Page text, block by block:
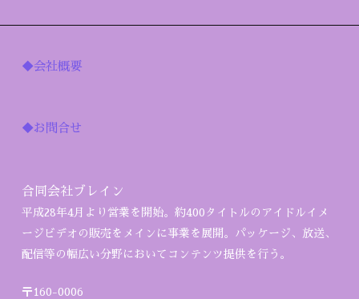
◆会社概要
◆お問合せ
合同会社ブレイン
平成28年4月より営業を開始。約400タイトルのアイドルイメ
ージビデオの販売をメインに事業を展開。パッケージ、放送、
配信等の幅広い分野においてコンテンツ提供を行う。
〒160-0006